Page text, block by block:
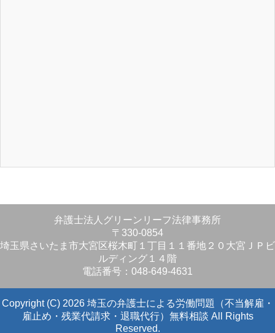
弁護士法人グリーンリーフ法律事務所
〒330-0854
埼玉県さいたま市大宮区桜木町１丁目１１番地２０大宮ＪＰビ
ルディング１４階
電話番号：048-649-4631
Copyright (C) 2026 埼玉の弁護士による労働問題（不当解雇・
雇止め・残業代請求・退職代行）無料相談 All Rights
Reserved.